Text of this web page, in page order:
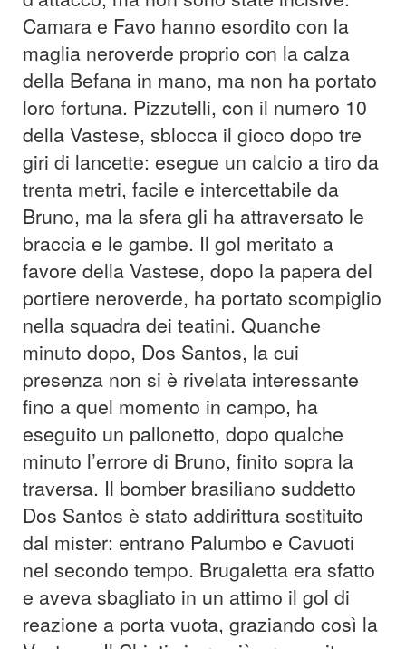
Camara e Favo hanno esordito con la
maglia neroverde proprio con la calza
della Befana in mano, ma non ha portato
loro fortuna. Pizzutelli, con il numero 10
della Vastese, sblocca il gioco dopo tre
giri di lancette: esegue un calcio a tiro da
trenta metri, facile e intercettabile da
Bruno, ma la sfera gli ha attraversato le
braccia e le gambe. Il gol meritato a
favore della Vastese, dopo la papera del
portiere neroverde, ha portato scompiglio
nella squadra dei teatini. Quanche
minuto dopo, Dos Santos, la cui
presenza non si è rivelata interessante
fino a quel momento in campo, ha
eseguito un pallonetto, dopo qualche
minuto l’errore di Bruno, finito sopra la
traversa. Il bomber brasiliano suddetto
Dos Santos è stato addirittura sostituito
dal mister: entrano Palumbo e Cavuoti
nel secondo tempo. Brugaletta era sfatto
e aveva sbagliato in un attimo il gol di
reazione a porta vuota, graziando così la